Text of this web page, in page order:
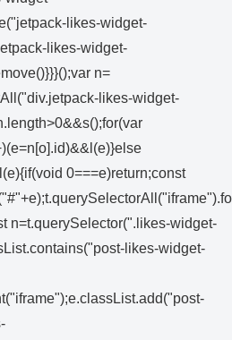
likes-widget-
likes-widget-
n=
likes-widget-
0===e)return;const
n=t.querySelector(".likes-widget-
likes-widget-